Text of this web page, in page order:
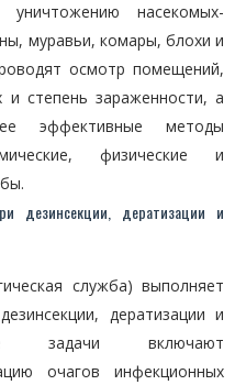
насекомых-
муравьи, комары, блохи и
осмотр помещений,
степень зараженности, а
эффективные методы
физические и
дезинсекции, дератизации и
служба) выполняет
дератизации и
задачи включают
очагов инфекционных